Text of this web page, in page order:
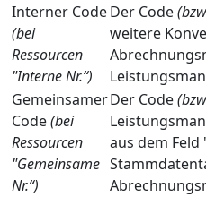
Interner Code
(bei
Ressourcen
"Interne Nr.“)
Der Code
weitere
Gemeinsamer
Code(bei
Ressourcen
"Gemeinsame
Nr.“)
Der Code
aus dem Feld